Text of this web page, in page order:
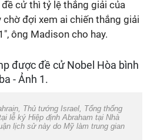
cử thì tỷ lệ thắng giải của
đợi xem ai chiến thắng giải
ông Madison cho hay.
Thủ tướng Israel, Tổng thống
lễ ký Hiệp định Abraham tại Nhà
lịch sử này do Mỹ làm trung gian